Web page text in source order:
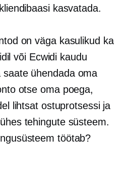
kasvatada.
on väga kasulikud ka
või Ecwidi kaudu
saate ühendada oma
otse oma poega,
lihtsat ostuprotsessi ja
tehingute süsteem.
töötab?